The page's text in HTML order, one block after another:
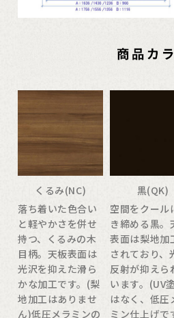
くるみ(NC)
落ち着いた色合い
と軽やかさを併せ
持つ、くるみの木
目柄。天板表面は
光沢を抑えた滑ら
かな加工です。(梨
地加工はありませ
ん)低圧メラミンの
黒(QK)
空間をクール
き締める黒。
表面は梨地加
されており、
反射が抑えら
います。(UV
はなく、低圧
ミン仕上げで